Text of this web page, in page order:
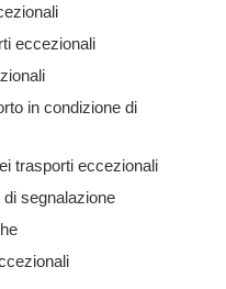
eccezionali
in condizione di
trasporti eccezionali
segnalazione